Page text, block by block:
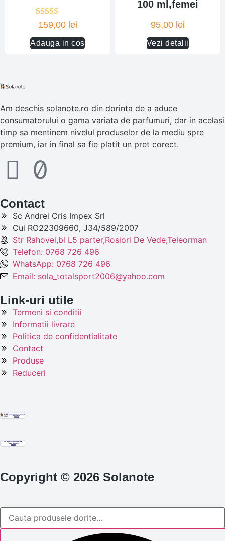
159,00 lei
Adauga in cos
Evaluat la
5.00
100 ml,femei
95,00 lei
Vezi detalii
Am deschis solanote.ro din dorinta de a aduce
consumatorului o gama variata de parfumuri, dar in acelasi
timp sa mentinem nivelul produselor de la mediu spre
premium, iar in final sa fie platit un pret corect.
Contact
Sc Andrei Cris Impex Srl
Cui RO22309660, J34/589/2007
Str Rahovei,bl L5 parter,Rosiori De Vede,Teleorman
Telefon: 0768 726 496
WhatsApp: 0768 726 496
Email: sola_totalsport2006@yahoo.com
Link-uri utile
Termeni si conditii
Informatii livrare
Politica de confidentialitate
Contact
Produse
Reduceri
Copyright © 2026 Solanote